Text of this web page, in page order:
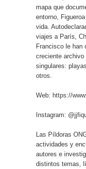
mapa que
entorno,
vida.
viajes a París,
Francisco le han
creciente
singulares:
otros.
Web: https://
Instagram:
Las Píldoras
actividades y
autores e
distintos temas,